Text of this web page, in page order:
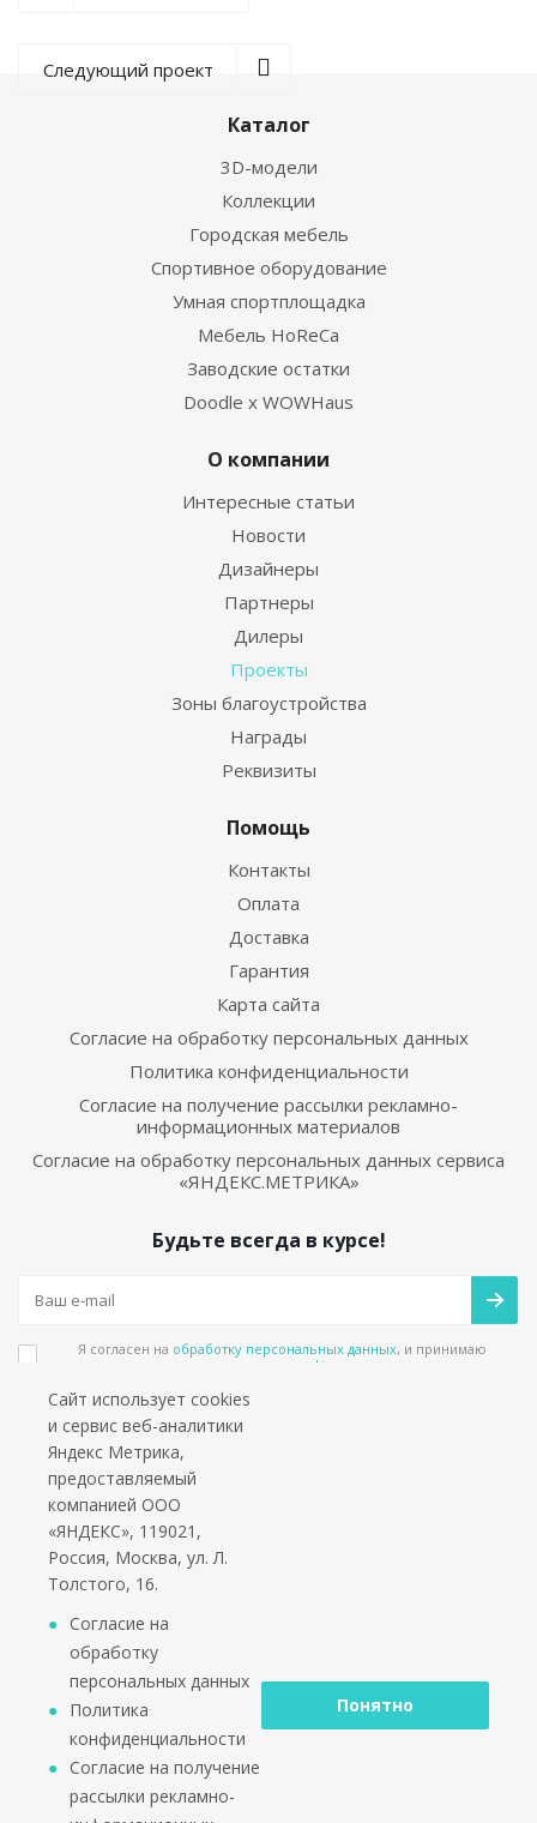
Следующий проект
Каталог
3D-модели
Коллекции
Городская мебель
Спортивное оборудование
Умная спортплощадка
Мебель HoReCa
Заводские остатки
Doodle x WOWHaus
О компании
Интересные статьи
Новости
Дизайнеры
Партнеры
Дилеры
Проекты
Зоны благоустройства
Награды
Реквизиты
Помощь
Контакты
Оплата
Доставка
Гарантия
Карта сайта
Согласие на обработку персональных данных
Политика конфиденциальности
Согласие на получение рассылки рекламно-
информационных материалов
Согласие на обработку персональных данных сервиса
«ЯНДЕКС.МЕТРИКА»
Будьте всегда в курсе!
Я согласен на обработку персональных данных, и принимаю
политике конфиденциальности
Подпишитесь на еженедельный новостной бюллетень и получайте наши
лучшие материалы каждую пятницу!
Социальные сети
*работаем только с юридическими лицами и ИП
2002 - 2026 © PuntoGroup - производитель городской
мебели.
Производитель имеет право вносить изменения в
Сайт использует cookies
и сервис веб-аналитики
Яндекс Метрика,
предоставляемый
компанией ООО
«ЯНДЕКС», 119021,
Россия, Москва, ул. Л.
Толстого, 16.
Согласие на
обработку
персональных данных
Политика
конфиденциальности
Согласие на получение
рассылки рекламно-
Понятно